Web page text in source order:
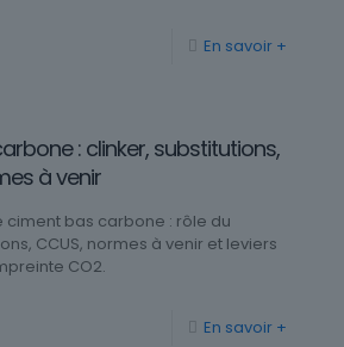
En savoir +
: clinker, substitutions,
à venir
ciment bas carbone : rôle du
CCUS, normes à venir et leviers
CO2.
En savoir +